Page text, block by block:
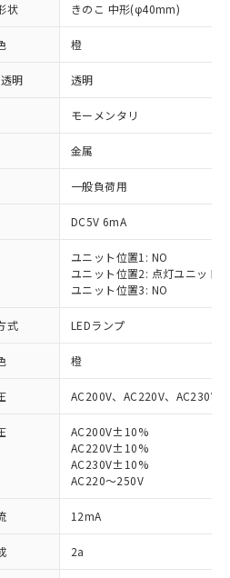
状 きのこ 中形(φ40mm)
橙
明 透明
モーメンタリ
金属
一般負荷用
DC5V 6mA
ユニット位置1: NO
ユニット位置2: 点灯ユニット
ユニット位置3: NO
式 LEDランプ
橙
AC200V、AC220V、AC230V
AC200V±10%
AC220V±10%
AC230V±10%
AC220～250V
12mA
2a
RoHS指令（10物質）の
製品が提供可能な商品で
指令（10物質）の非含
切り替える予定のある